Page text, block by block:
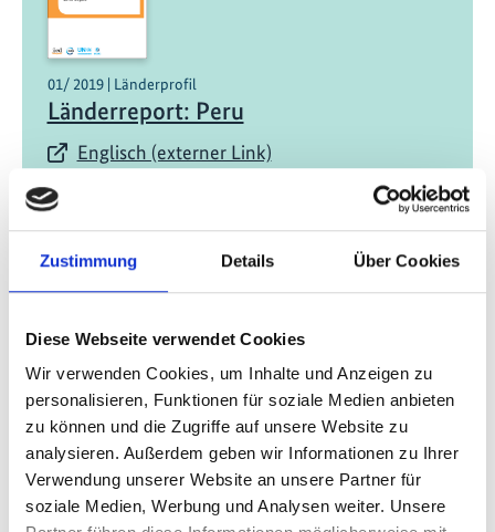
Zustimmung Details Über Cookies
Diese Webseite verwendet Cookies
Wir verwenden Cookies, um Inhalte und Anzeigen zu
personalisieren, Funktionen für soziale Medien anbieten
zu können und die Zugriffe auf unsere Website zu
analysieren. Außerdem geben wir Informationen zu Ihrer
Verwendung unserer Website an unsere Partner für
soziale Medien, Werbung und Analysen weiter. Unsere
01/ 2019 | Länderprofil
Länderreport: Peru
Englisch (externer Link)
01/ 2019 | Länderprofil
Länderreport: Costa Rica und Panama
Englisch (externer Link)